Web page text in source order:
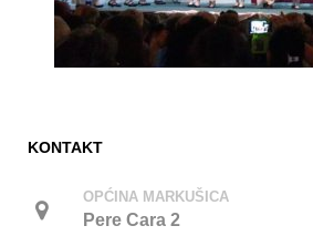
KONTAKT
OPĆINA MARKUŠICA
Pere Cara 2